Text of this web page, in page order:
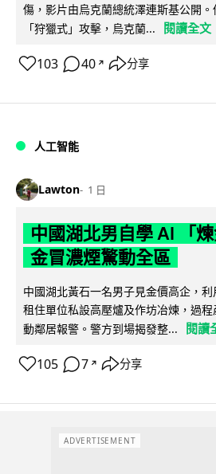
傷，影片由烏克蘭總統澤連斯基公開
「狩獵式」攻擊，烏克蘭...
閱讀全文
103 40 ↗ 分享
人工智能
Lawton 1 日
中國湖北男自學 AI 「
金冒濃煙驚動全區
中國湖北黃石一名男子見金價高企，
租住單位私設高壓爐及作坊冶煉，過
動鄰居報警。警方到場揭發整...
閱讀
105 7 ↗ 分享
ADVERTISEMENT